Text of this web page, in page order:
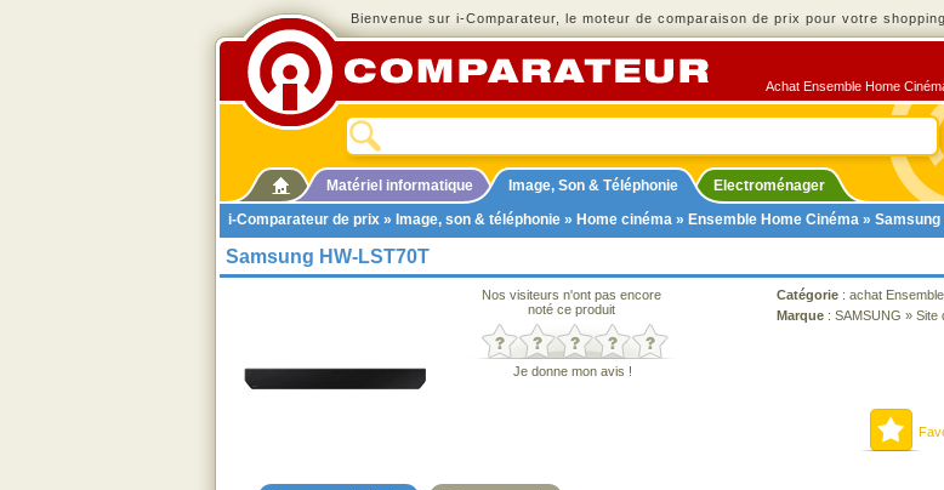
Bienvenue sur i-Comparateur, le moteur de comparaison de prix pour votre
Achat Ensemble Home
Matériel informatique Image, Son & Téléphonie
Electroménager
i-Comparateur de prix » Image, son & téléphonie » Home cinéma » Ensemble Home Cinéma » Samsung
Samsung HW-LST70T
Nos visiteurs n'ont pas encore
noté ce produit
Je donne mon avis !
Catégorie : achat
Marque : SAMSUNG » Site